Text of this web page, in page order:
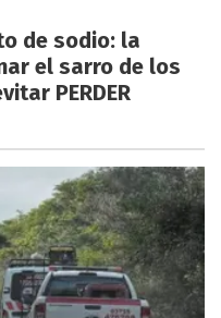
de sodio: la
el sarro de los
PERDER